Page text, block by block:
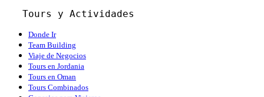
Tours y Actividades
Donde Ir
Team Building
Viaje de Negocios
Tours en Jordania
Tours en Oman
Tours Combinados